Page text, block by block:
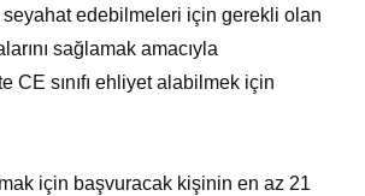
edebilmeleri için gerekli olan
sağlamak amacıyla
CE sınıfı ehliyet alabilmek için
için başvuracak kişinin en az 21